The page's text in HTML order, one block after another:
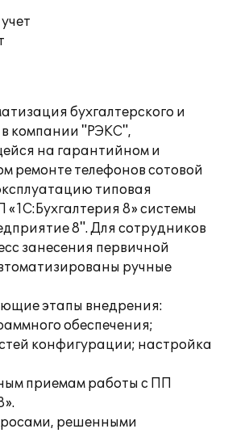
бухгалтерского и
в компании "РЭКС",
на гарантийном и
ремонте телефонов сотовой
типовая
8» системы
8". Для сотрудников
занесения первичной
ручные
этапы внедрения:
обеспечения;
конфигурации; настройка
приемам работы с ПП
решенными